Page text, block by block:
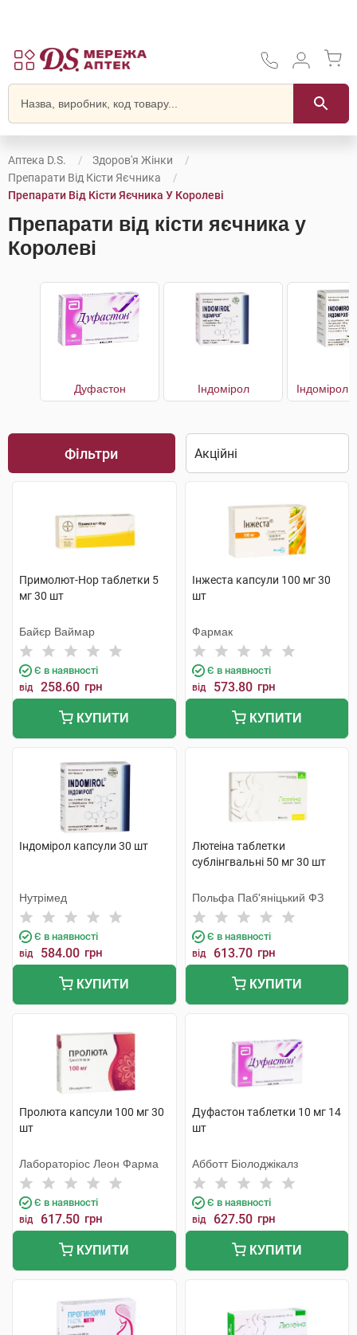
Аптека D.S.
Здоров'я Жінки
Препарати Від Кісти Яєчника
Препарати Від Кісти Яєчника У Королеві
Препарати від кісти яєчника у
Королеві
Дуфастон Індомірол Індомірол
Фільтри
Примолют-Нор таблетки 5
мг 30 шт
Байєр Ваймар
Є в наявності
від 258.60 грн
КУПИТИ
Інжеста капсули 100 мг 30
шт
Фармак
Є в наявності
від 573.80 грн
КУПИТИ
Індомірол капсули 30 шт
Нутрімед
Є в наявності
від 584.00 грн
КУПИТИ
Лютеіна таблетки
сублінгвальні 50 мг 30 шт
Польфа Паб'яніцький ФЗ
Є в наявності
від 613.70 грн
КУПИТИ
Пролюта капсули 100 мг 30
шт
Лабораторіос Леон Фарма
Є в наявності
від 617.50 грн
КУПИТИ
Дуфастон таблетки 10 мг 14
шт
Абботт Біолоджікалз
Є в наявності
від 627.50 грн
КУПИТИ